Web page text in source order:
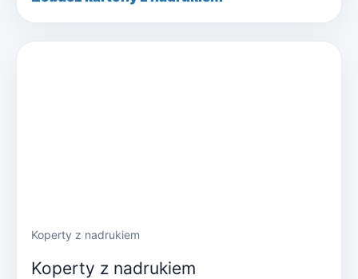
Koperty z nadrukiem
Koperty z nadrukiem